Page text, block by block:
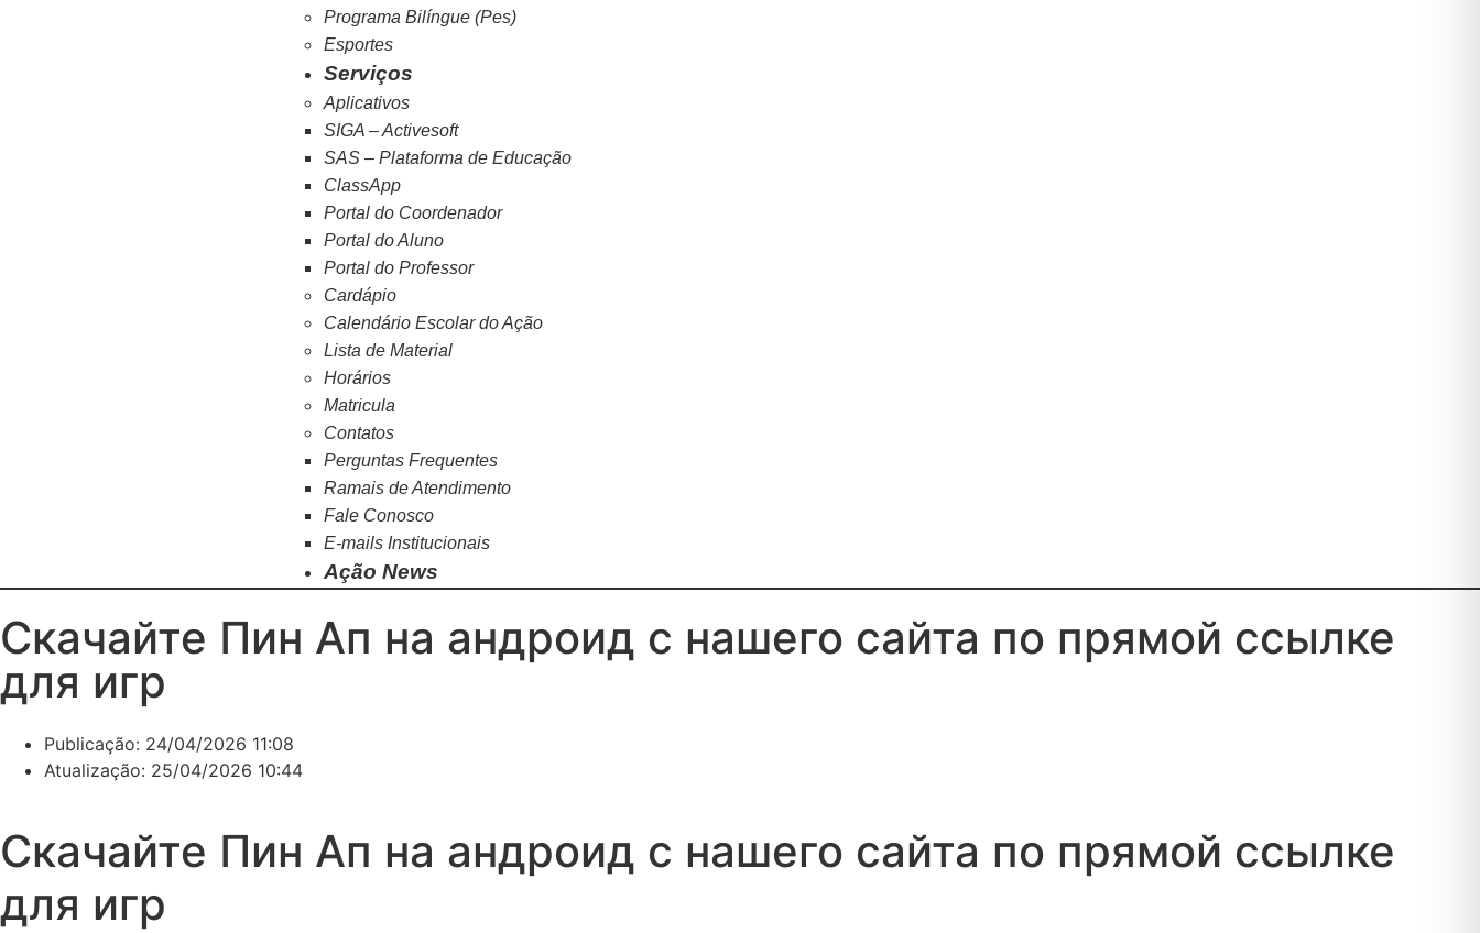
Programa Bilíngue (Pes)
Esportes
Serviços
Aplicativos
SIGA – Activesoft
SAS – Plataforma de Educação
ClassApp
Portal do Coordenador
Portal do Aluno
Portal do Professor
Cardápio
Calendário Escolar do Ação
Lista de Material
Horários
Matricula
Contatos
Perguntas Frequentes
Ramais de Atendimento
Fale Conosco
E-mails Institucionais
Ação News
Скачайте Пин Ап на андроид с нашего сайта по прямой ссылке
для игр
Publicação: 24/04/2026 11:08
Atualização: 25/04/2026 10:44
Скачайте Пин Ап на андроид с нашего сайта по прямой ссылке
для игр